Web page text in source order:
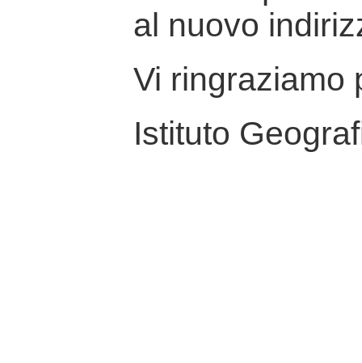
al nuovo
Vi ringraziamo
Istituto